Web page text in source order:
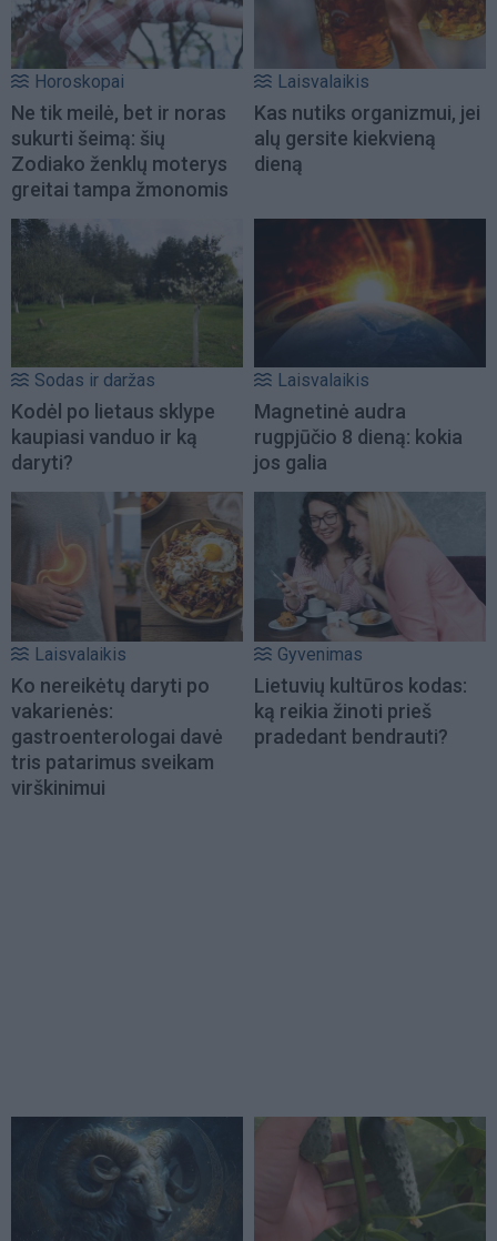
Horoskopai
Ne tik meilė, bet ir noras
sukurti šeimą: šių
Zodiako ženklų moterys
greitai tampa žmonomis
Laisvalaikis
Kas nutiks organizmui, jei
alų gersite kiekvieną
dieną
Sodas ir daržas
Kodėl po lietaus sklype
kaupiasi vanduo ir ką
daryti?
Laisvalaikis
Magnetinė audra
rugpjūčio 8 dieną: kokia
jos galia
Laisvalaikis
Ko nereikėtų daryti po
vakarienės:
gastroenterologai davė
tris patarimus sveikam
virškinimui
Gyvenimas
Lietuvių kultūros kodas:
ką reikia žinoti prieš
pradedant bendrauti?